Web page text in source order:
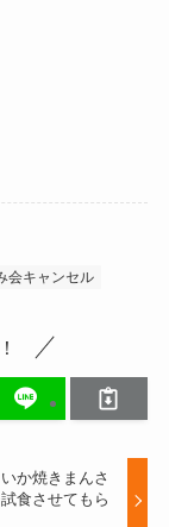
会キャンセル
か焼きまんさ
食させてもら